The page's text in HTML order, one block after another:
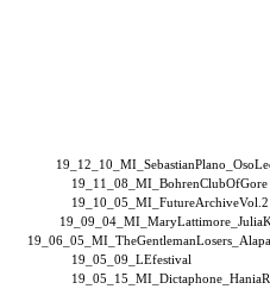
19_11_08_MI_BohrenClubOfGore
19_10_05_MI_FutureArchiveVol.2
19_05_09_LEfestival